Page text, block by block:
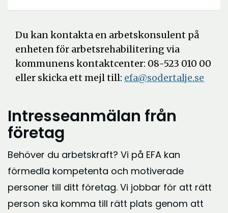
Du kan kontakta en arbetskonsulent på
enheten för arbetsrehabilitering via
kommunens kontaktcenter: 08-523 010 00
eller skicka ett mejl till: efa@sodertalje.se
Intresseanmälan från
företag
Behöver du arbetskraft? Vi på EFA kan
förmedla kompetenta och motiverade
personer till ditt företag. Vi jobbar för att rätt
person ska komma till rätt plats genom att